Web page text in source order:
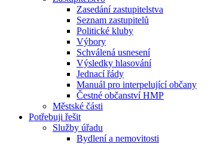
Zasedání zastupitelstva
Seznam zastupitelů
Politické kluby
Výbory
Schválená usnesení
Výsledky hlasování
Jednací řády
Manuál pro interpelující občany
Čestné občanství HMP
Městské části
Potřebuji řešit
Služby úřadu
Bydlení a nemovitosti